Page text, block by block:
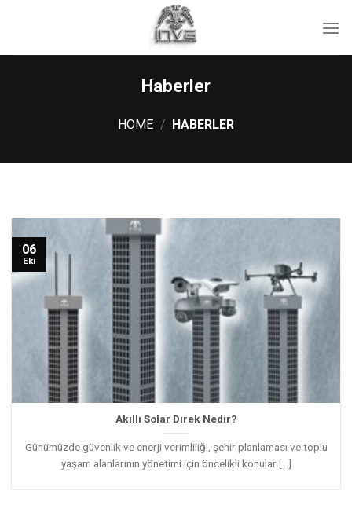
Haberler
HOME / HABERLER
Akıllı Solar Direk Nedir?
Günümüzde güvenlik ve enerji verimliliği, şehir planlaması ve toplu
yaşam alanlarının yönetimi için öncelikli konular [...]
06
Eki